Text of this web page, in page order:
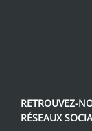
RETROUVEZ-
RÉSEAUX